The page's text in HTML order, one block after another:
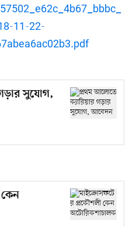
11-22-
সুযোগ,